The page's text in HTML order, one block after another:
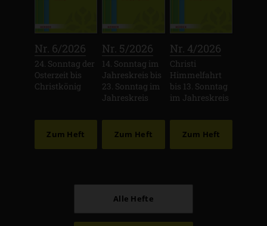
Nr. 6/2026
24. Sonntag der
Osterzeit bis
Christkönig
Zum Heft
Nr. 5/2026
14. Sonntag im
Jahreskreis bis
23. Sonntag im
Jahreskreis
Zum Heft
Nr. 4/2026
Christi
Himmelfahrt
bis 13. Sonntag
im Jahreskreis
Zum Heft
Alle Hefte